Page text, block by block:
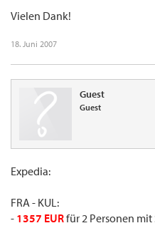
Vielen Dank!
18. Juni 2007
Guest
Guest
Expedia:
FRA - KUL:
- 1357 EURfür 2 Personen mit